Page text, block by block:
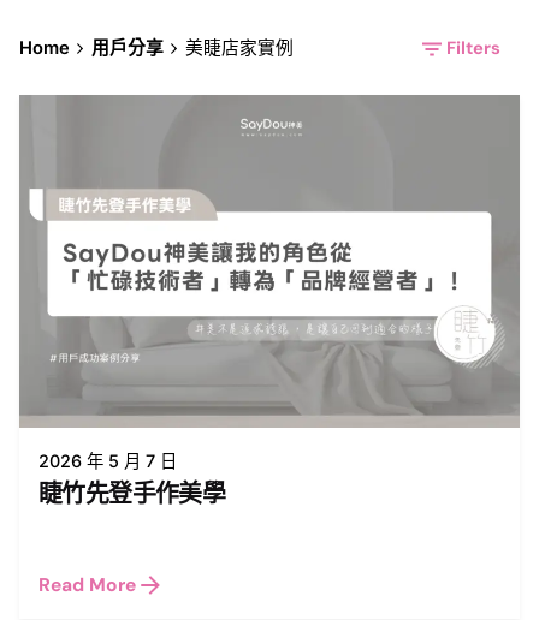
Home 用戶分享 美睫店家實例 Filters
2026 年 5 月 7 日
睫竹先登手作美學
Read More